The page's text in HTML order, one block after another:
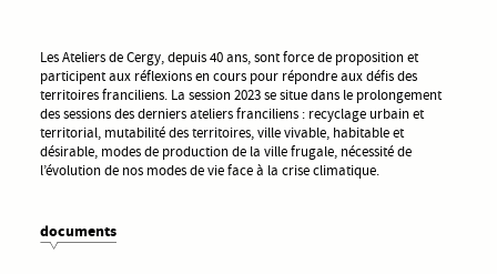
Les Ateliers de Cergy, depuis 40 ans, sont force de proposition et
participent aux réflexions en cours pour répondre aux défis des
territoires franciliens. La session 2023 se situe dans le prolongement
des sessions des derniers ateliers franciliens : recyclage urbain et
territorial, mutabilité des territoires, ville vivable, habitable et
désirable, modes de production de la ville frugale, nécessité de
l’évolution de nos modes de vie face à la crise climatique.
documents